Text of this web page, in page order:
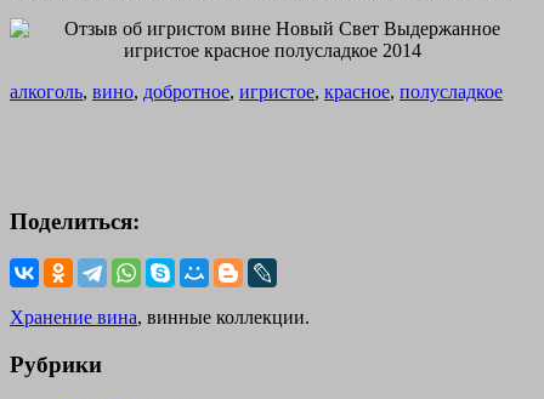
алкоголь, вино, добротное, игристое, красное, полусладкое
Поделиться:
Хранение вина, винные коллекции.
Рубрики